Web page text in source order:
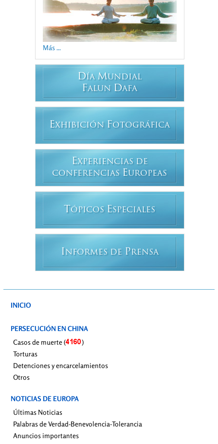
Más ...
DÍA MUNDIAL
FALUN DAFA
EXHIBICIÓN FOTOGRÁFICA
EXPERIENCIAS DE
CONFERENCIAS EUROPEAS
T ÓPICOS ESPECIALES
INFORMES DE PRENSA
INICIO
PERSECUCIÓN EN CHINA
Casos de muerte (
)
Torturas
Detenciones y encarcelamientos
Otros
NOTICIAS DE EUROPA
Últimas Noticias
Palabras de Verdad-Benevolencia-Tolerancia
Anuncios importantes